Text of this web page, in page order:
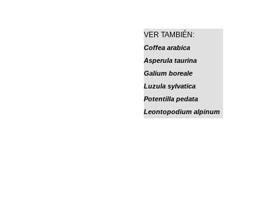
VER TAMBIÉN:
Coffea arabica
Asperula taurina
Galium boreale
Luzula sylvatica
Potentilla pedata
Leontopodium alpinum